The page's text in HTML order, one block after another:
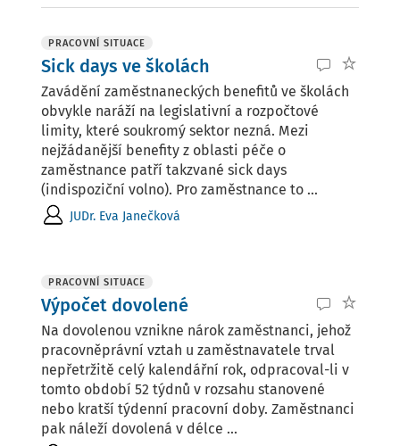
PRACOVNÍ SITUACE
Sick days ve školách
Zavádění zaměstnaneckých benefitů ve školách
obvykle naráží na legislativní a rozpočtové
limity, které soukromý sektor nezná. Mezi
nejžádanější benefity z oblasti péče o
zaměstnance patří takzvané sick days
(indispoziční volno). Pro zaměstnance to ...
JUDr. Eva Janečková
PRACOVNÍ SITUACE
Výpočet dovolené
Na dovolenou vznikne nárok zaměstnanci, jehož
pracovněprávní vztah u zaměstnavatele trval
nepřetržitě celý kalendářní rok, odpracoval-li v
tomto období 52 týdnů v rozsahu stanovené
nebo kratší týdenní pracovní doby. Zaměstnanci
pak náleží dovolená v délce ...